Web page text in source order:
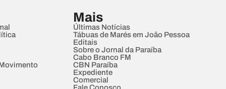
Mais
Últimas Notícias
Tábuas de Marés em João Pessoa
Editais
Sobre o Jornal da Paraíba
Cabo Branco FM
CBN Paraíba
Expediente
Comercial